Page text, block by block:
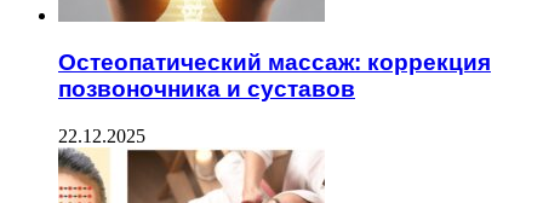
Остеопатический массаж: коррекция
позвоночника и суставов
22.12.2025